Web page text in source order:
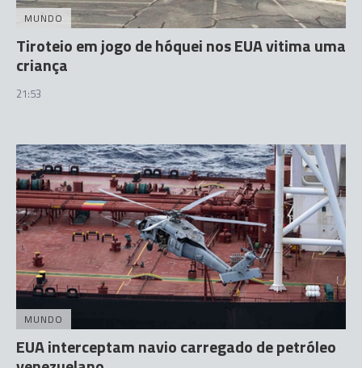
MUNDO
Tiroteio em jogo de hóquei nos EUA vitima uma
criança
21:53
MUNDO
EUA interceptam navio carregado de petróleo